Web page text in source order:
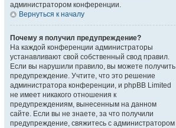
администратором конференции.
Вернуться к началу
Почему я получил предупреждение?
На каждой конференции администраторы
устанавливают свой собственный свод правил.
Если вы нарушили правило, вы можете получить
предупреждение. Учтите, что это решение
администратора конференции, и phpBB Limited
не имеет никакого отношения к
предупреждениям, вынесенным на данном
сайте. Если вы не знаете, за что получили
предупреждение, свяжитесь с администратором